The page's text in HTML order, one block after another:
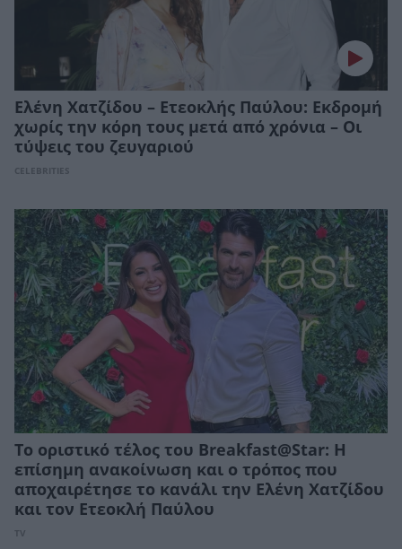
Ελένη Χατζίδου – Ετεοκλής Παύλου: Εκδρομή
χωρίς την κόρη τους μετά από χρόνια – Οι
τύψεις του ζευγαριού
CELEBRITIES
Το οριστικό τέλος του Breakfast@Star: Η
επίσημη ανακοίνωση και ο τρόπος που
αποχαιρέτησε το κανάλι την Ελένη Χατζίδου
και τον Ετεοκλή Παύλου
TV